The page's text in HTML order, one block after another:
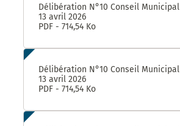
Délibération N°10 Conseil Municipal
13 avril 2026
PDF - 714,54 Ko
Délibération N°10 Conseil Municipal
13 avril 2026
PDF - 714,54 Ko